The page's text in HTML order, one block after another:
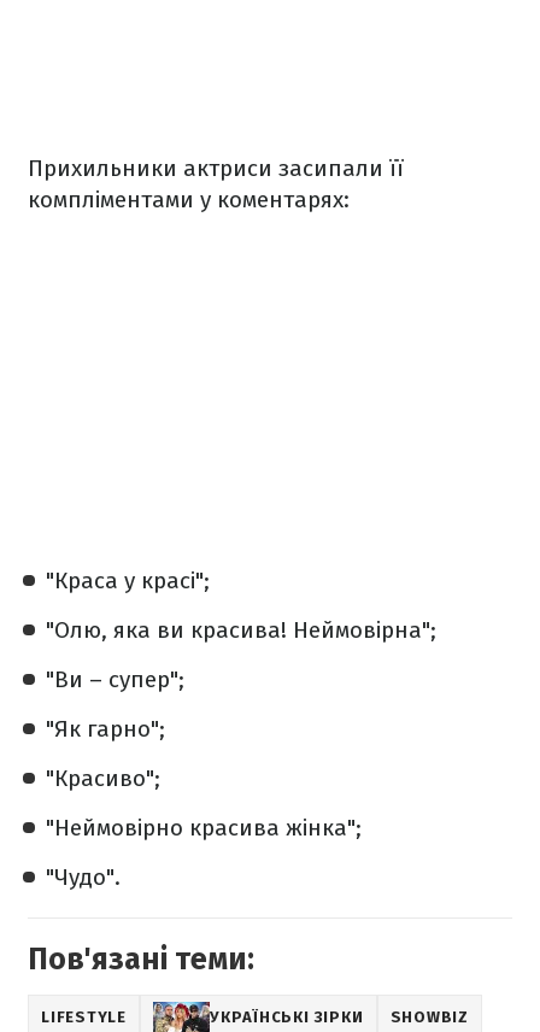
Прихильники актриси засипали її
компліментами у коментарях:
"Краса у красі";
"Олю, яка ви красива! Неймовірна";
"Ви – супер";
"Як гарно";
"Красиво";
"Неймовірно красива жінка";
"Чудо".
Пов'язані теми:
LIFESTYLE УКРАЇНСЬКІ ЗІРКИ SHOWBIZ